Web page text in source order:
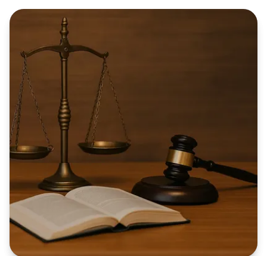
complexitat fiscal, les multinacionals han d'adaptar
les seves estratègies per mantenir competitivitat i
compliment normatiu.